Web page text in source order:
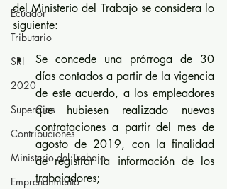
Ecuador
Tributario
SRI
2020
SuperCias
Contribuciones
Ministerio del Trabajo
Emprendimiento
del Ministerio del Trabajo se considera lo
siguiente:
Se concede una prórroga de 30
días contados a partir de la vigencia
de este acuerdo, a los empleadores
que hubiesen realizado nuevas
contrataciones a partir del mes de
agosto de 2019, con la finalidad
de registrar la información de los
trabajadores;